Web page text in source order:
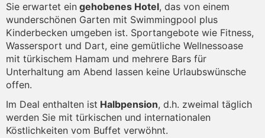
Sie erwartet ein gehobenes Hotel, das von einem
wunderschönen Garten mit Swimmingpool plus
Kinderbecken umgeben ist. Sportangebote wie Fitness,
Wassersport und Dart, eine gemütliche Wellnessoase
mit türkischem Hamam und mehrere Bars für
Unterhaltung am Abend lassen keine Urlaubswünsche
offen.
Im Deal enthalten ist Halbpension, d.h. zweimal täglich
werden Sie mit türkischen und internationalen
Köstlichkeiten vom Buffet verwöhnt.